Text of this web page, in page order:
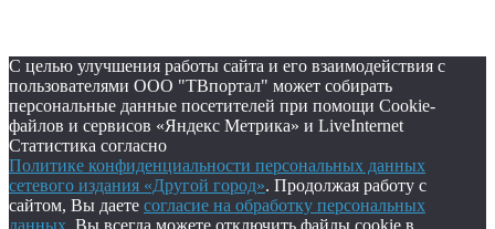
С целью улучшения работы сайта и его взаимодействия с
пользователями ООО "ТВпортал" может собирать
персональные данные посетителей при помощи Cookie-
файлов и сервисов «Яндекс Метрика» и LiveInternet
Статистика согласно
Политике конфиденциальности персональных данных
сетевого издания «Другой город». Продолжая работу с
сайтом, Вы даете согласие на обработку персональных
данных. Вы всегда можете отключить файлы cookie в